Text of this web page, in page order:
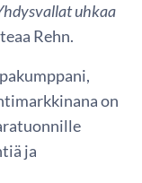
uhkaa
Rehn.
on
ja